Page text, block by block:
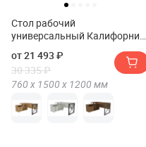
Стол рабочий
универсальный Калифорния
от 21 493 ₽
30 335 ₽
760 х 1500 х 1200 мм